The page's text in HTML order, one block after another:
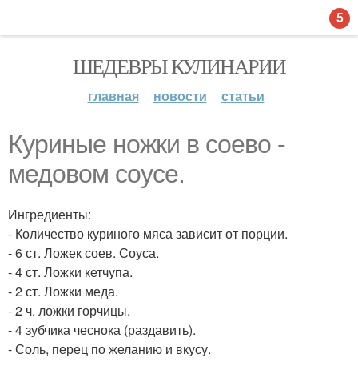
ШЕДЕВРЫ КУЛИНАРИИ
главная новости статьи
Куриные ножки в соево -
медовом соусе.
Ингредиенты:
- Количество куриного мяса зависит от порции.
- 6 ст. Ложек соев. Соуса.
- 4 ст. Ложки кетчупа.
- 2 ст. Ложки меда.
- 2 ч. ложки горчицы.
- 4 зубчика чеснока (раздавить).
- Соль, перец по желанию и вкусу.
5